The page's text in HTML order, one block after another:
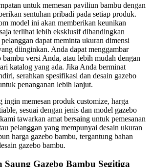
untuk memesan paviliun bambu dengan
sentuhan pribadi pada setiap produk.
model ini akan memberikan keunikan
terlihat lebih eksklusif dibandingkan
dapat meminta ukuran dimensi
diinginkan. Anda dapat menggambar
bambu versi Anda, atau lebih mudah dengan
katalog yang ada. Jika Anda berminat
serahkan spesifikasi dan desain gazebo
penanganan lebih lanjut.
ingin memesan produk customize, harga
sesuai dengan jenis dan model gazebo
tawarkan amat bersaing untuk pemesanan
pelanggan yang mempunyai desain ukuran
harga gazebo bambu, tergantung bahan
gazebo bambu.
Gazebo Bambu Segitiga